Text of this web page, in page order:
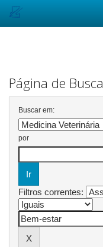
Página de Busca
Buscar em:
por
Filtros correntes: